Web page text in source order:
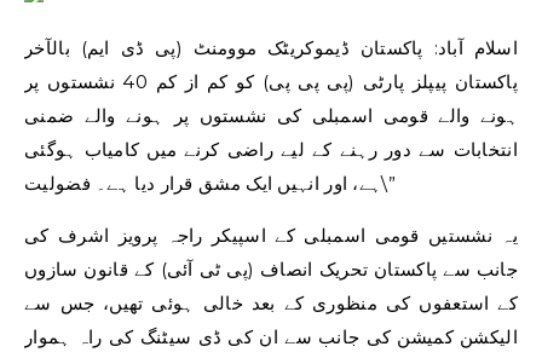
اسلام آباد: پاکستان ڈیموکریٹک موومنٹ (پی ڈی ایم) بالآخر
پاکستان پیپلز پارٹی (پی پی پی) کو کم از کم 40 نشستوں پر
ہونے والے قومی اسمبلی کی نشستوں پر ہونے والے ضمنی
انتخابات سے دور رہنے کے لیے راضی کرنے میں کامیاب ہوگئی
ہے، اور انہیں ایک مشق قرار دیا ہے۔ فضولیت\”
یہ نشستیں قومی اسمبلی کے اسپیکر راجہ پرویز اشرف کی
جانب سے پاکستان تحریک انصاف (پی ٹی آئی) کے قانون سازوں
کے استعفوں کی منظوری کے بعد خالی ہوئی تھیں، جس سے
الیکشن کمیشن کی جانب سے ان کی ڈی سیٹنگ کی راہ ہموار